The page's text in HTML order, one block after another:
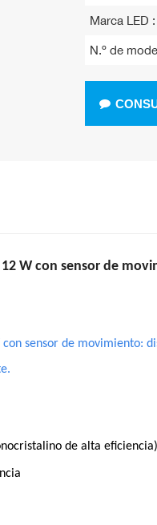
Marca LED :
N.º de
W con sensor de
sensor de movimiento:
de alta eficiencia)